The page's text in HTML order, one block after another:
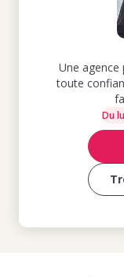
Une agence
toute
Du